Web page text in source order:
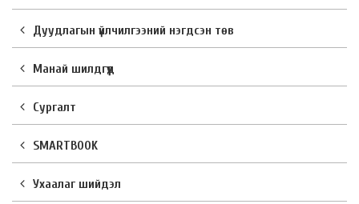
Дуудлагын үйлчилгээний нэгдсэн төв
Манай шилдгүүд
Сургалт
SMARTBOOK
Ухаалаг шийдэл